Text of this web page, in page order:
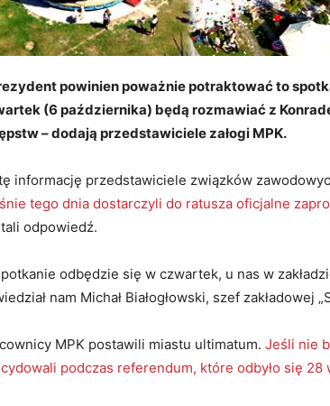
powinien poważnie potraktować to
(6 października) będą rozmawiać z
– dodają przedstawiciele załogi MPK.
informację przedstawiciele związków
tego dnia dostarczyli do ratusza oficjalne
odpowiedź.
odbędzie się w czwartek, u nas w
nam Michał Białogłowski, szef zakładowej
MPK postawili miastu ultimatum. Jeśli nie
podczas referendum, które odbyło się 28